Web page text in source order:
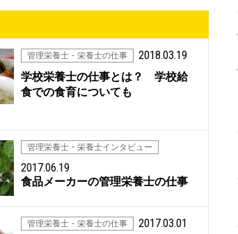
管理栄養士・栄養士の仕事 2018.03.19
学校栄養士の仕事とは？ 学校給
食での食育についても
管理栄養士・栄養士インタビュー
2017.06.19
食品メーカーの管理栄養士の仕事
管理栄養士・栄養士の仕事 2017.03.01